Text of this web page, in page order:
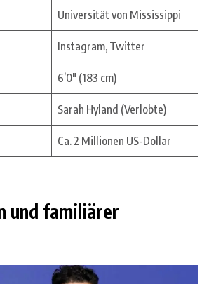
Universität von Mississippi
Instagram, Twitter
6’0″ (183 cm)
Sarah Hyland (Verlobte)
Ca. 2 Millionen US-Dollar
und familiärer